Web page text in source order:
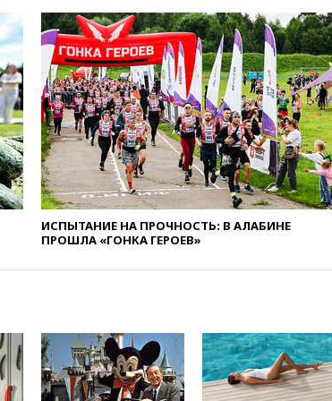
крокодила, лису и других
животных
12:51
Россия планирует
запустить групповые
безвизовые турпоездки для
Вьетнама
12:36Экспорт растворимого
кофе из России достиг
рекордных показателей
12:30Российские войска
взяли под контроль село
Анискино в Харьковской
области
12:15Минцифры РФ не
11:58
Резаи: Иран не допустит
открытия второго маршрута в
Ормузском проливе
ИСПЫТАНИЕ НА ПРОЧНОСТЬ: В АЛАБИНЕ
ПРОШЛА «ГОНКА ГЕРОЕВ»